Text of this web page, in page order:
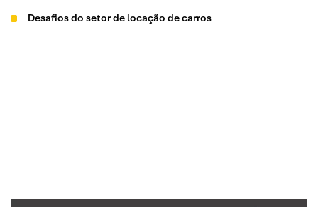
Desafios do setor de locação de carros